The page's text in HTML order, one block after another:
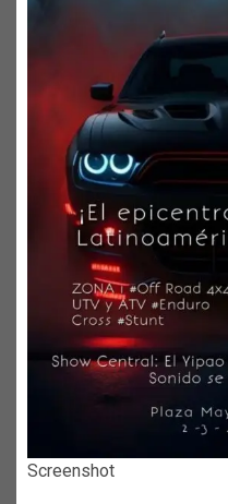
Screenshot